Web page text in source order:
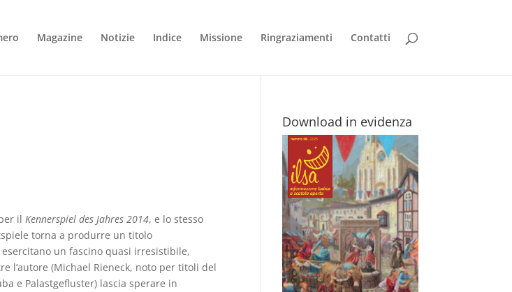
Magazine Notizie Indice Missione Ringraziamenti Contatti
per ilKennerspiel des Jahres 2014, e lo stesso
torna a produrre un titolo
un fascino quasi irresistibile,
l’autore (Michael Rieneck, noto per titoli del
e Palastgefluster) lascia sperare in
Download in evidenza